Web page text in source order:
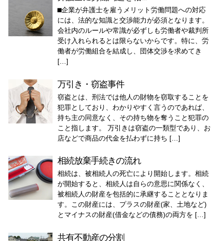
⬛︎企業が弁護士を雇うメリット労働問題への対応
には、法的な知識と交渉能力が必須となります。
会社内のルールや常識が必ずしも労働者や裁判所
受け入れられるとは限らないからです。特に、労
働者が労働組合を結成し、団体交渉を求めてき
[…]
万引き・窃盗事件
窃盗とは、刑法では他人の財物を窃取することを
犯罪としており、わかりやすく言うのであれば、
持ち主の同意なく、その持ち物を奪うこと犯罪の
こと指します。 万引きは窃盗の一類型であり、お
店などで商品の代金を払わずに持ち […]
相続放棄手続きの流れ
相続は、被相続人の死亡により開始します。相続
が開始すると、相続人は自らの意思に関係なく、
被相続人の財産を包括的に承継することとなりま
す。この財産には、プラスの財産(家、土地など)
とマイナスの財産(借金などの債務)の両方を […]
共有不動産の分割